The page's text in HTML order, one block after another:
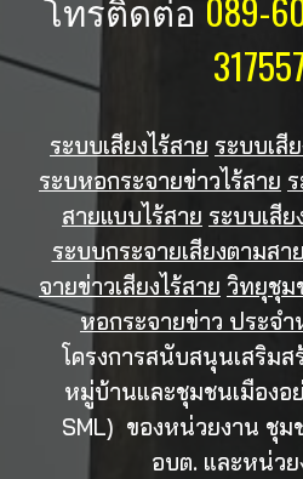
โทรติดต่อ 089-
ระบบเสียงไร้สาย ระบบเสี
ระบหอกระจายข่าวไร้สาย
สายแบบไร้สาย ระบบเสี
ระบบกระจายเสียงตามสา
จายข่าวเสียงไร้สาย วิทยุชุม
หอกระจายข่าว ประจ
โครงการสนับสนุนเสริม
หมู่บ้านและชุมชนเมืองอ
SML) ของหน่วยงาน ชุ
อบต. และหน่ว